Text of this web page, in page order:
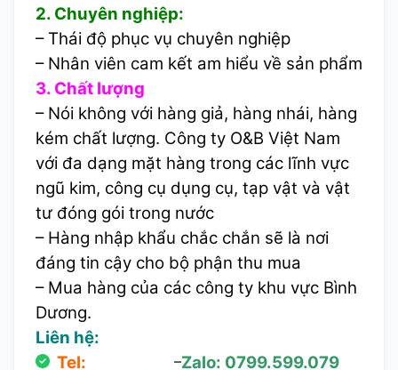
2. Chuyên nghiệp:
– Thái độ phục vụ chuyên nghiệp
– Nhân viên cam kết am hiểu về sản phẩm
3. Chất lượng
– Nói không với hàng giả, hàng nhái, hàng
kém chất lượng. Công ty O&B Việt Nam
với đa dạng mặt hàng trong các lĩnh vực
ngũ kim, công cụ dụng cụ, tạp vật và vật
tư đóng gói trong nước
– Hàng nhập khẩu chắc chắn sẽ là nơi
đáng tin cậy cho bộ phận thu mua
– Mua hàng của các công ty khu vực Bình
Dương.
Liên hệ:
Tel:
–Zalo: 0799.599.079